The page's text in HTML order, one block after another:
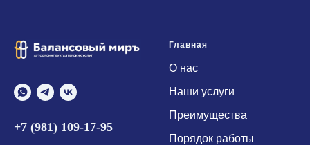
+7 (981) 109-17-95
Главная
О нас
Наши услуги
Преимущества
Порядок работы